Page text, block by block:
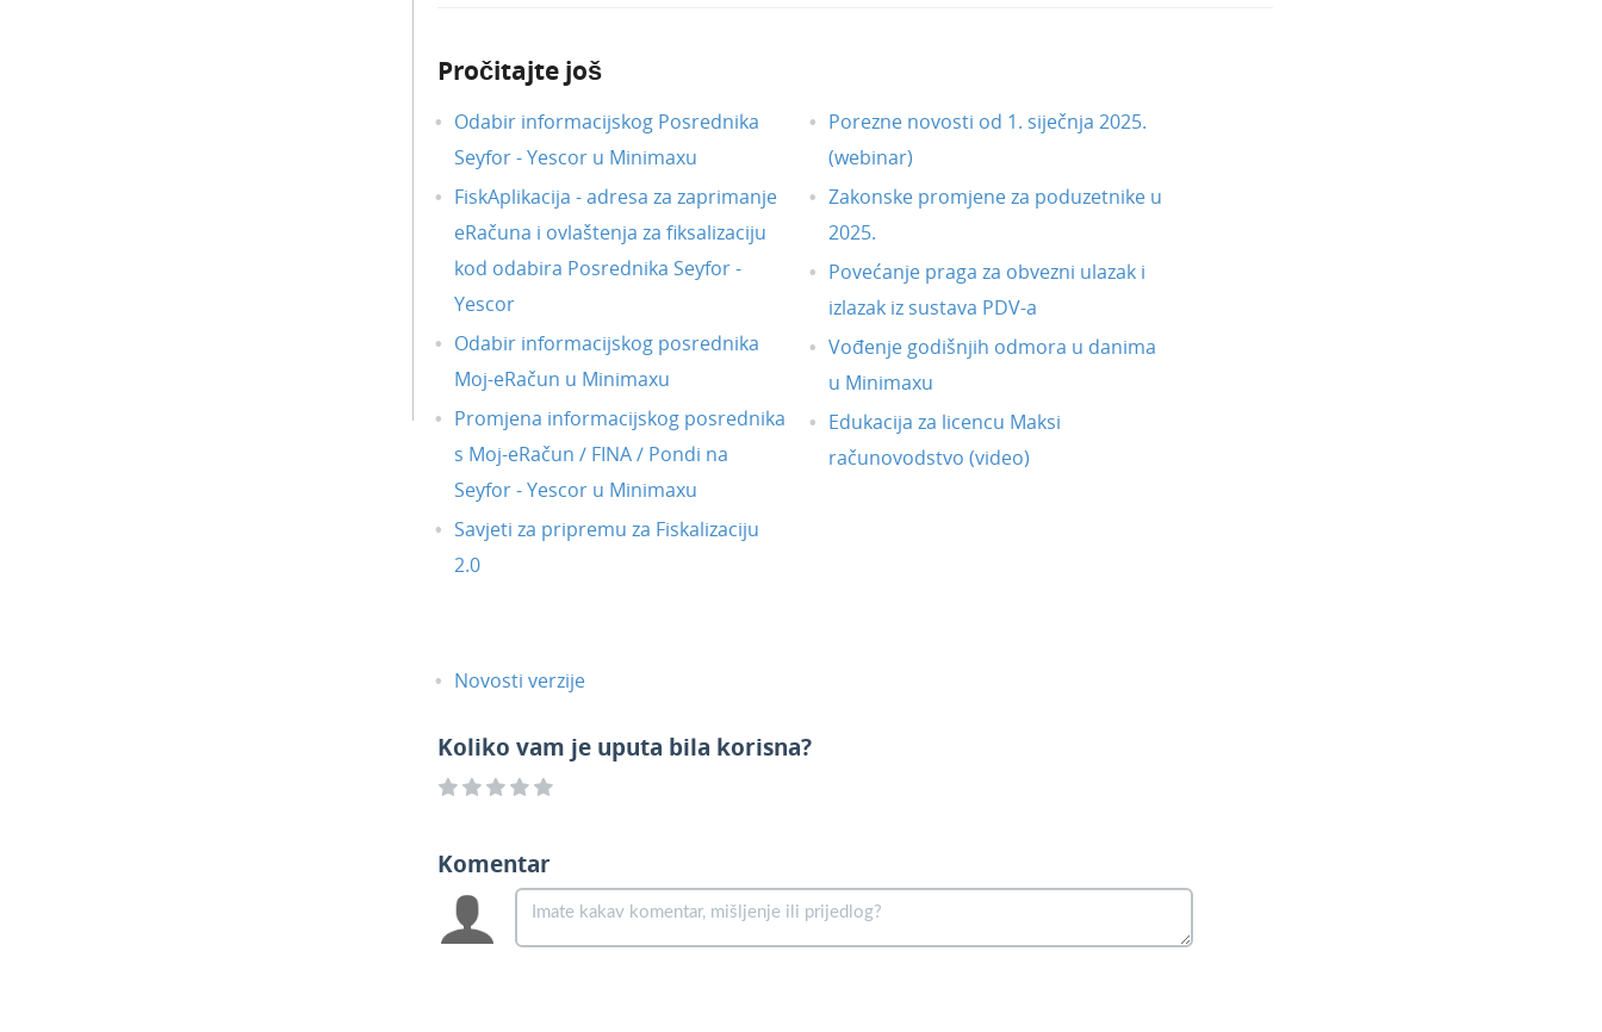
Pročitajte još
Odabir informacijskog Posrednika
Seyfor - Yescor u Minimaxu
FiskAplikacija - adresa za zaprimanje
eRačuna i ovlaštenja za fiksalizaciju
kod odabira Posrednika Seyfor -
Yescor
Odabir informacijskog posrednika
Moj-eRačun u Minimaxu
Promjena informacijskog posrednika
s Moj-eRačun / FINA / Pondi na
Seyfor - Yescor u Minimaxu
Savjeti za pripremu za Fiskalizaciju
2.0
Novosti verzije
Porezne novosti od 1. siječnja 2025.
(webinar)
Zakonske promjene za poduzetnike u
2025.
Povećanje praga za obvezni ulazak i
izlazak iz sustava PDV-a
Vođenje godišnjih odmora u danima
u Minimaxu
Edukacija za licencu Maksi
računovodstvo (video)
Koliko vam je uputa bila korisna?
Komentar